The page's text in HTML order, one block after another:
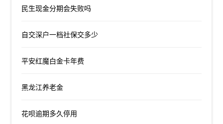
民生现金分期会失败吗
自交深户一档社保交多少
平安红魔白金卡年费
黑龙江养老金
花呗逾期多久停用